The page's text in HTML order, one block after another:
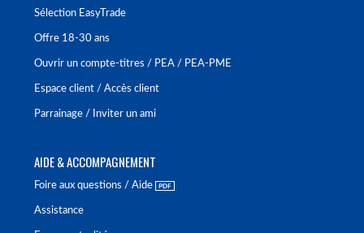
Sélection EasyTrade
Offre 18-30 ans
Ouvrir un compte-titres / PEA / PEA-PME
Espace client / Accès client
Parrainage / Inviter un ami
AIDE & ACCOMPAGNEMENT
Foire aux questions / Aide
Assistance